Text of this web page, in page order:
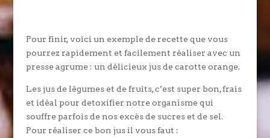
Pour finir, voici un exemple de recette que vous
pourrez rapidement et facilement réaliser avec un
presse agrume : un délicieux jus de carotte orange.
Les jus de légumes et de fruits, c’est super bon, frais
et idéal pour detoxifier notre organisme qui
souffre parfois de nos excès de sucres et de sel.
Pour réaliser ce bon jus il vous faut :